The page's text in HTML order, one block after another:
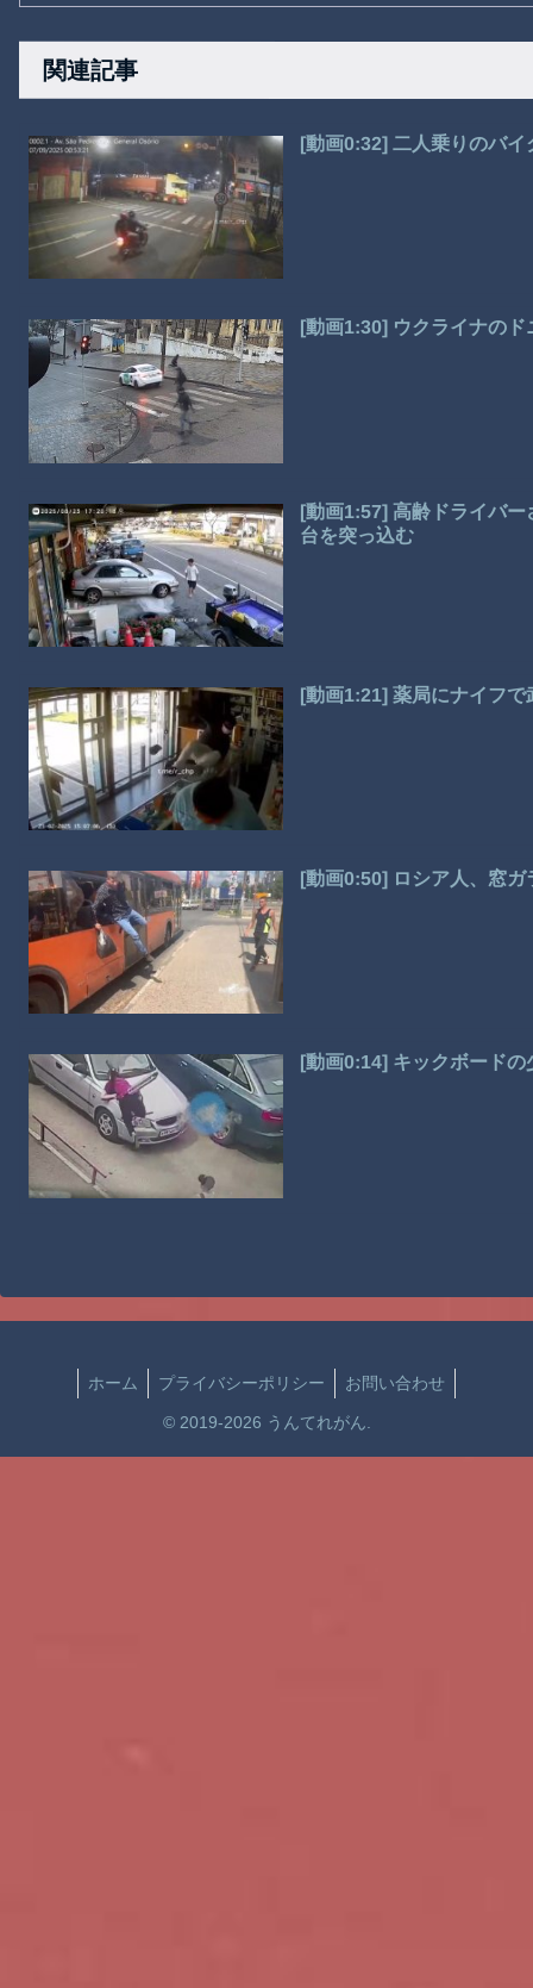
関連記事
[動画0:32] 二人乗りのバ
[動画1:30] ウクライナの
[動画1:57] 高齢ドライバ
台を突っ込む
[動画1:21] 薬局にナイフ
[動画0:50] ロシア人、窓
[動画0:14] キックボード
ホーム プライバシーポリシー お問い合わせ
© 2019-2026 うんてれがん.